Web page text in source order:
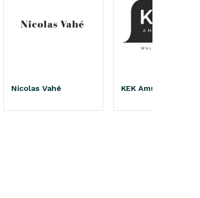
Nicolas Vahé KEK Amsterdam